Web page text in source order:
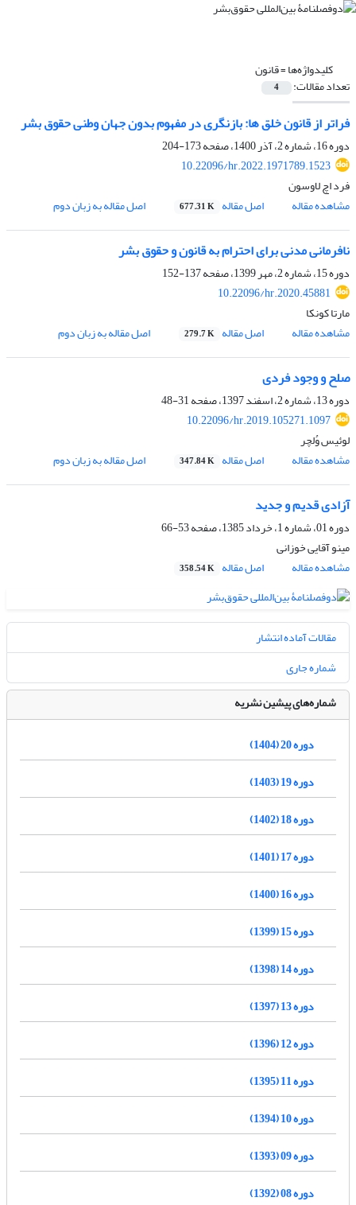
کلیدواژه‌ها =قانون
تعداد مقالات: 4
فراتر از قانون خلق ها: بازنگری در مفهوم بدون جهان وطنی حقوق بشر
دوره 16، شماره 2، آذر 1400، صفحه
173-204
10.22096/hr.2022.1971789.1523
فرد اچ لاوسون
مشاهده مقاله
اصل مقاله 677.31 K اصل مقاله به زبان دوم
نافرمانی مدنی برای احترام به قانون و حقوق بشر
دوره 15، شماره 2، مهر 1399، صفحه
137-152
10.22096/hr.2020.45881
مارتا کونکا
مشاهده مقاله
اصل مقاله 279.7 K اصل مقاله به زبان دوم
صلح و وجود فردی
دوره 13، شماره 2، اسفند 1397، صفحه
31-48
10.22096/hr.2019.105271.1097
لوئیس وُلچر
مشاهده مقاله
اصل مقاله 347.84 K اصل مقاله به زبان دوم
آزادی قدیم و جدید
دوره 01، شماره 1، خرداد 1385، صفحه
53-66
مینو آقایی خوزانی
مشاهده مقاله
اصل مقاله 358.54 K
مقالات آماده انتشار
شماره جاری
شماره‌های پیشین نشریه
دوره 20 (1404)
دوره 19 (1403)
دوره 18 (1402)
دوره 17 (1401)
دوره 16 (1400)
دوره 15 (1399)
دوره 14 (1398)
دوره 13 (1397)
دوره 12 (1396)
دوره 11 (1395)
دوره 10 (1394)
دوره 09 (1393)
دوره 08 (1392)